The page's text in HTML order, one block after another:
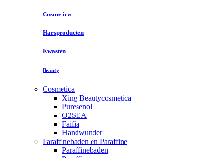
Cosmetica
Harsproducten
Kwasten
Beauty
Cosmetica
Xing Beautycosmetica
Puresenol
O2SEA
Faifia
Handwunder
Paraffinebaden en Paraffine
Paraffinebaden